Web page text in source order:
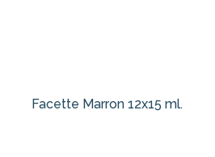
Facette Marron 12x15 ml.